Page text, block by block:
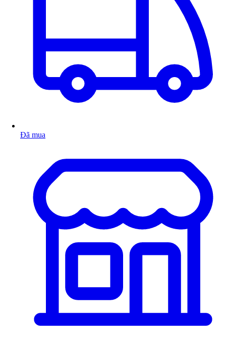
Đã mua